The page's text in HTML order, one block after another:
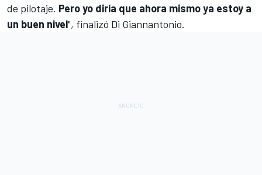
de pilotaje. Pero yo diría que ahora mismo ya estoy a
un buen nivel", finalizó Di Giannantonio.